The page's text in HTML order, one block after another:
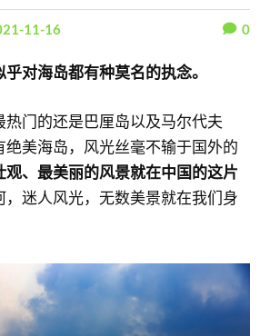
11-16 0
对海岛都有种莫名的执念。
热门的还是巴厘岛以及马尔代夫
绝美海岛，风光丝毫不输于国外的
观、最美丽的风景就在中国的这片
，迷人风光，无数美景就在我们身